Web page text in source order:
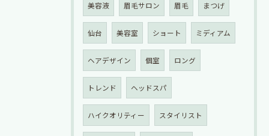
美容液 眉毛サロン 眉毛 まつげ
仙台 美容室 ショート ミディアム
ヘアデザイン 個室 ロング
トレンド ヘッドスパ
ハイクオリティー スタイリスト